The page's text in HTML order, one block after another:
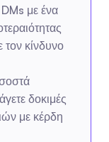
DMs με ένα
κίνδυνο
δοκιμές
με κέρδη